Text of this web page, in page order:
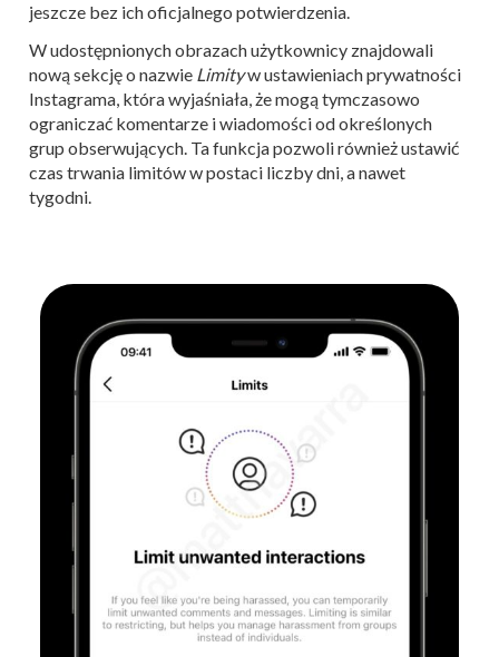
jeszcze bez ich oficjalnego potwierdzenia.
W udostępnionych obrazach użytkownicy znajdowali
nową sekcję o nazwie Limityw ustawieniach prywatności
Instagrama, która wyjaśniała, że ​​mogą tymczasowo
ograniczać komentarze i wiadomości od określonych
grup obserwujących. Ta funkcja pozwoli również ustawić
czas trwania limitów w postaci liczby dni, a nawet
tygodni.